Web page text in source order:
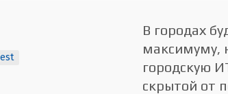
В городах
максимуму,
городскую
скрытой от